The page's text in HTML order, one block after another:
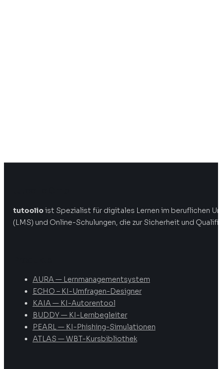
tutoolioist Spezialist für digitales Lernen im beruflichen
(LMS) und Online-Schulungen, die zur Sicherheit und
AURA — Lernmanagementsystem
ECHO – KI-Umfragen-Designer
KAIA — KI-Autorentool
BUDDY — KI-Lernbegleiter
PEARL — KI-Phishing-Simulationen
ATLAS — WBT-Kursbibliothek